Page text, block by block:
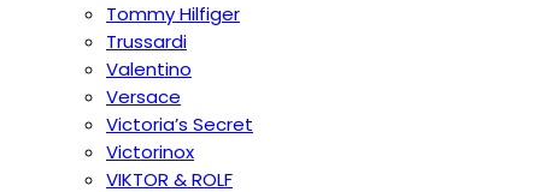
Tommy Hilfiger
Trussardi
Valentino
Versace
Victoria’s Secret
Victorinox
VIKTOR & ROLF